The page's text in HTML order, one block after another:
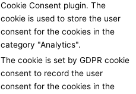
Cookie Consent plugin. The
cookie is used to store the user
consent for the cookies in the
category "Analytics".
The cookie is set by GDPR cookie
consent to record the user
consent for the cookies in the